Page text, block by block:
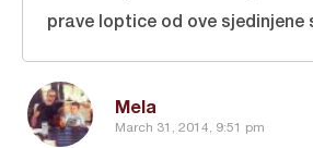
Mela
March 31, 2014, 9:51 pm
prave loptice od ove sjedinjene